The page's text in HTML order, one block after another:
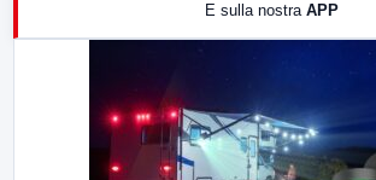
E sulla nostra APP